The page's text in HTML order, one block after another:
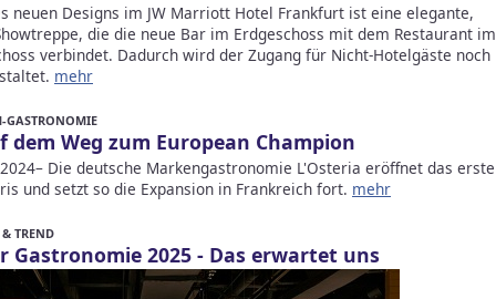
neuen Designs im JW Marriott Hotel Frankfurt ist eine elegante,
die die neue Bar im Erdgeschoss mit dem Restaurant im
verbindet. Dadurch wird der Zugang für Nicht-Hotelgäste noch
mehr
GASTRONOMIE
dem Weg zum European Champion
Die deutsche Markengastronomie L'Osteria eröffnet das erste
und setzt so die Expansion in Frankreich fort. mehr
TREND
Gastronomie 2025 - Das erwartet uns